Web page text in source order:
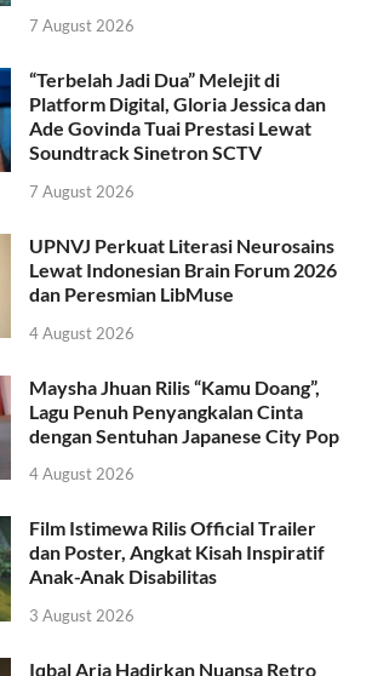
7 August 2026
“Terbelah Jadi Dua” Melejit di
Platform Digital, Gloria Jessica dan
Ade Govinda Tuai Prestasi Lewat
Soundtrack Sinetron SCTV
7 August 2026
UPNVJ Perkuat Literasi Neurosains
Lewat Indonesian Brain Forum 2026
dan Peresmian LibMuse
4 August 2026
Maysha Jhuan Rilis “Kamu Doang”,
Lagu Penuh Penyangkalan Cinta
dengan Sentuhan Japanese City Pop
4 August 2026
Film Istimewa Rilis Official Trailer
dan Poster, Angkat Kisah Inspiratif
Anak-Anak Disabilitas
3 August 2026
Iqbal Aria Hadirkan Nuansa Retro